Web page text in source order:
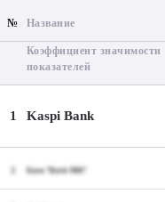
№ Название
Коэффициент значимости
показателей
1 Kaspi Bank